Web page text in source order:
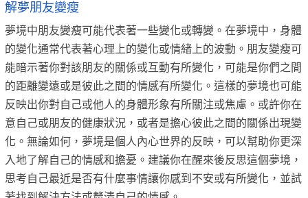
解夢朋友變瘦
夢境中朋友變瘦可能代表著一些變化或轉變。在夢境中，身體
的變化通常代表著心理上的變化或情緒上的波動。朋友變瘦可
能暗示著你對該朋友的關係或互動有所變化，可能是你們之間
的距離變遠或是彼此之間的情感有所變化。這樣的夢境也可能
反映出你對自己或他人的身體形象有所關注或焦慮。或許你在
意自己或朋友的健康狀況，或者是擔心彼此之間的關係出現變
化。無論如何，夢境是個人內心世界的反映，可以幫助你更深
入地了解自己的情感和擔憂。建議你在醒來後反思這個夢境，
思考自己最近是否有什麼事情讓你感到不安或有所變化，並試